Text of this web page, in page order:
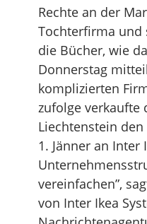
Rechte an der
Tochterfirma und
die Bücher, wie
Donnerstag
komplizierten
zufolge verkaufte
Liechtenstein
1. Jänner an Inter
vereinfachen”,
von Inter Ikea